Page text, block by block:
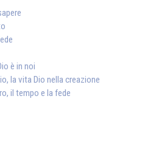
è in noi
la vita Dio nella creazione
il tempo e la fede